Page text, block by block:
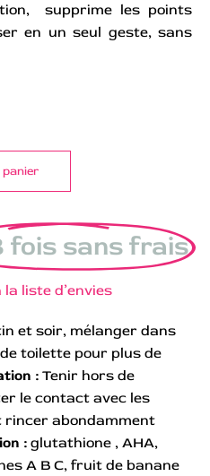
supprime les points
en un seul geste, sans
fois sans frais
liste d’envies
et soir, mélanger dans
toilette pour plus de
: Tenir hors de
le contact avec les
rincer abondamment
: glutathione , AHA,
A B C, fruit de banane